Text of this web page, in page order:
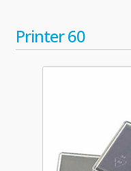
Printer 60